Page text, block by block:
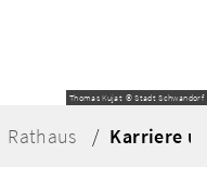
Thomas Kujat © Stadt Schwandorf
Rathaus Karriere